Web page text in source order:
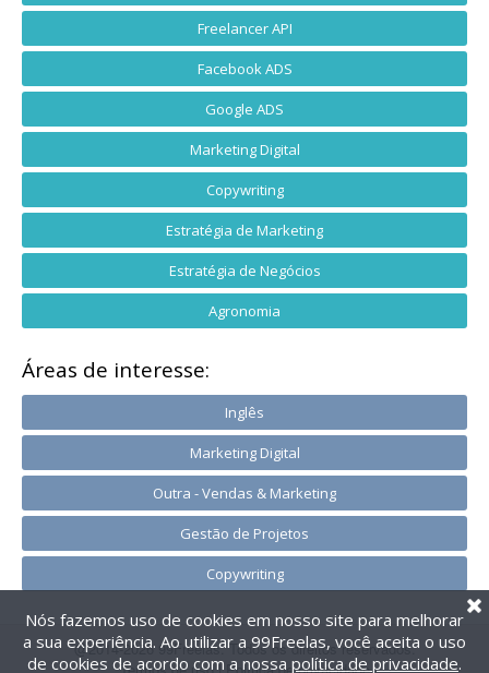
Freelancer API
Facebook ADS
Google ADS
Marketing Digital
Copywriting
Estratégia de Marketing
Estratégia de Negócios
Agronomia
Áreas de interesse:
Inglês
Marketing Digital
Outra - Vendas & Marketing
Gestão de Projetos
Copywriting
@2014-2026 99Freelas. Todos os direitos reservados.
Nós fazemos uso de cookies em nosso site para melhorar
a sua experiência. Ao utilizar a 99Freelas, você aceita o uso
de cookies de acordo com a nossa política de privacidade.